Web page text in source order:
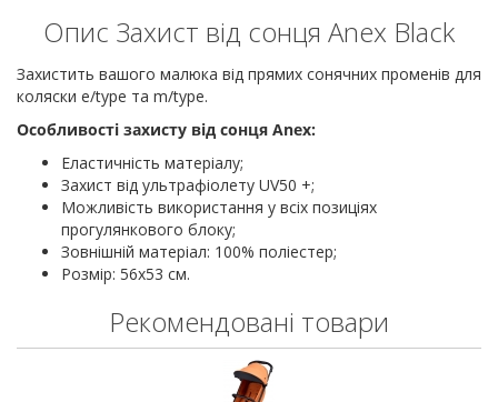
Опис Захист від сонця Anex Black
Захистить вашого малюка від прямих сонячних променів для
коляски e/type та m/type.
Особливості захисту від сонця Anex:
Еластичність матеріалу;
Захист від ультрафіолету UV50 +;
Можливість використання у всіх позиціях
прогулянкового блоку;
Зовнішній матеріал: 100% поліестер;
Розмір: 56х53 см.
Рекомендовані товари